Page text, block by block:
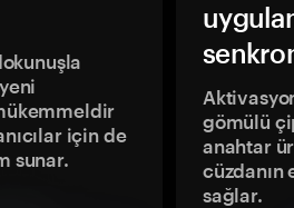
için de
sunar.
gömülü
anahtar
sağlar.